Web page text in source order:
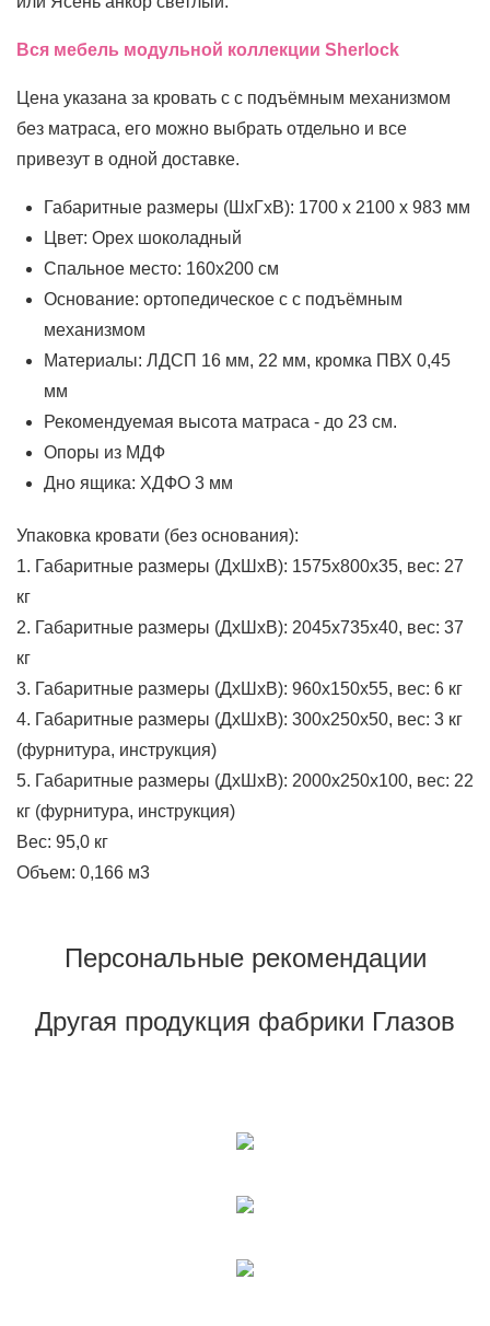
Вся мебель модульной коллекции Sherlock
Цена указана за кровать с с подъёмным механизмом
без матраса, его можно выбрать отдельно и все
привезут в одной доставке.
Габаритные размеры (ШхГхВ): 1700 х 2100 х 983 мм
Цвет: Орех шоколадный
Спальное место: 160х200 см
Основание: ортопедическое с с подъёмным
механизмом
Материалы: ЛДСП 16 мм, 22 мм, кромка ПВХ 0,45
мм
Рекомендуемая высота матраса - до 23 см.
Опоры из МДФ
Дно ящика: ХДФО 3 мм
Упаковка кровати (без основания):
1. Габаритные размеры (ДхШхВ): 1575x800x35, вес: 27
кг
2. Габаритные размеры (ДхШхВ): 2045x735x40, вес: 37
кг
3. Габаритные размеры (ДхШхВ): 960x150x55, вес: 6 кг
4. Габаритные размеры (ДхШхВ): 300х250х50, вес: 3 кг
(фурнитура, инструкция)
5. Габаритные размеры (ДхШхВ): 2000х250х100, вес: 22
кг (фурнитура, инструкция)
Вес: 95,0 кг
Объем: 0,166 м3
Персональные рекомендации
Другая продукция фабрики Глазов